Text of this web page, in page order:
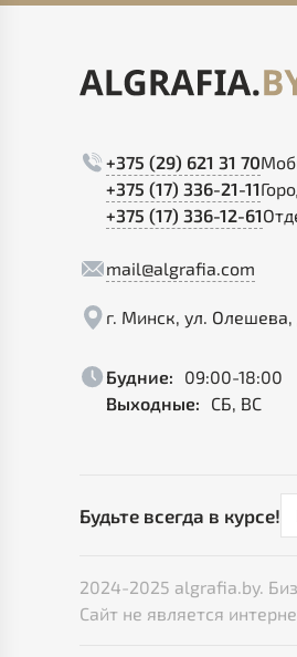
+375 (29) 621 31 70
+375 (17) 336-21-11
+375 (17) 336-12-61
mail@algrafia.com
г. Минск, ул. Олешева,
Будние:
09:00-18:00
Выходные:
СБ, ВС
Будьте всегда в курсе!
2024-2025 algrafia.by.
Сайт не является